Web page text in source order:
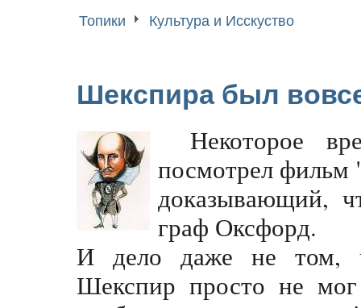
Топики Культура и Исскуство
Шекспира был
Некоторое
посмотрел фильм
доказывающий,
граф Оксфорд.
И дело даже не том,
Шекспир просто не мог